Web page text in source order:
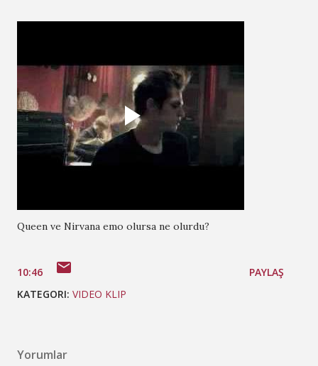
Queen ve Nirvana emo olursa ne olurdu?
10:46
KATEGORI: VIDEO KLIP
PAYLAŞ
Yorumlar